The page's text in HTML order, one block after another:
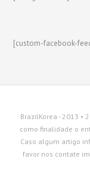
[custom-facebook-
BrazilKorea - 2013 •
como finalidade o
Caso algum artigo
favor nos contate